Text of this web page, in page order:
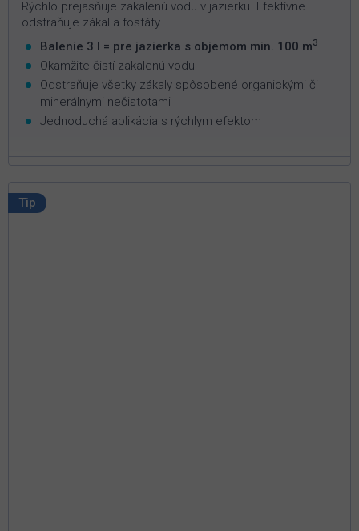
Rýchlo prejasňuje zakalenú vodu v jazierku. Efektívne
odstraňuje zákal a fosfáty.
Balenie 3 l = pre jazierka s objemom min. 100 m3
Okamžite čistí zakalenú vodu
Odstraňuje všetky zákaly spôsobené organickými či
minerálnymi nečistotami
Jednoduchá aplikácia s rýchlym efektom
Tip